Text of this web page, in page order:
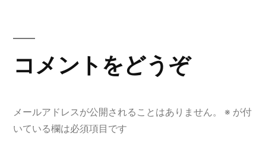
ン
コメントをどうぞ
メールアドレスが公開されることはありません。 ※ が付
いている欄は必須項目です